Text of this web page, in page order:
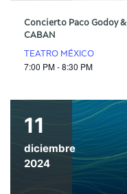
Concierto Paco Godoy
CABAN
TEATRO MÉXICO
7:00 PM - 8:30 PM
11
diciembre
2024